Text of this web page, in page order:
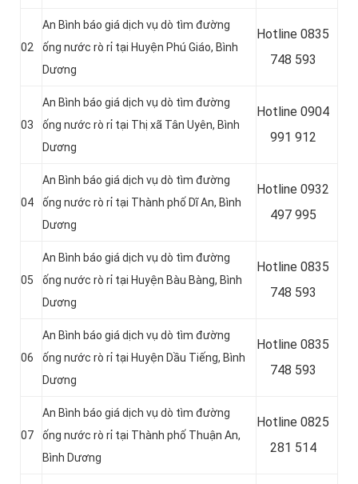
02
An Bình báo giá dịch vụ dò tìm đường
ống nước rò rỉ tại Huyện Phú Giáo, Bình
Dương
Hotline 0835
748 593
03
An Bình báo giá dịch vụ dò tìm đường
ống nước rò rỉ tại Thị xã Tân Uyên, Bình
Dương
Hotline 0904
991 912
04
An Bình báo giá dịch vụ dò tìm đường
ống nước rò rỉ tại Thành phố Dĩ An, Bình
Dương
Hotline 0932
497 995
05
An Bình báo giá dịch vụ dò tìm đường
ống nước rò rỉ tại Huyện Bàu Bàng, Bình
Dương
Hotline 0835
748 593
06
An Bình báo giá dịch vụ dò tìm đường
ống nước rò rỉ tại Huyện Dầu Tiếng, Bình
Dương
Hotline 0835
748 593
07
An Bình báo giá dịch vụ dò tìm đường
ống nước rò rỉ tại Thành phố Thuận An,
Bình Dương
Hotline 0825
281 514